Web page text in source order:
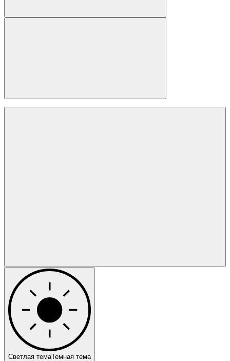
Светлая темаТемная тема